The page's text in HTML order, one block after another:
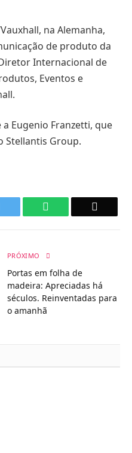
na Alemanha,
de produto da
Internacional de
Eventos e
a Eugenio Franzetti, que
Stellantis Group.
WhatsApp
PRÓXIMO
Portas em folha de
madeira: Apreciadas há
séculos. Reinventadas para
o amanhã